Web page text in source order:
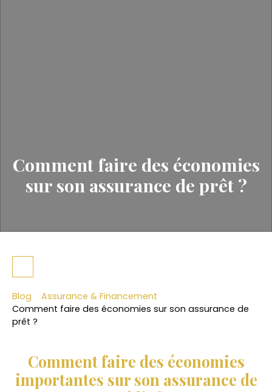
Comment faire des économies
sur son assurance de prêt ?
Blog
Assurance & Financement
Comment faire des économies sur son assurance de
prêt ?
Comment faire des économies
importantes sur son assurance de